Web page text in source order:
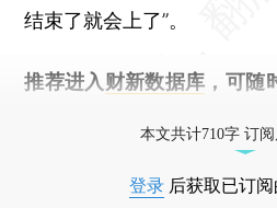
结束了就会上了”。
推荐进入 财新数据库 ，可随
本文共计710字 订
登录 后获取已订